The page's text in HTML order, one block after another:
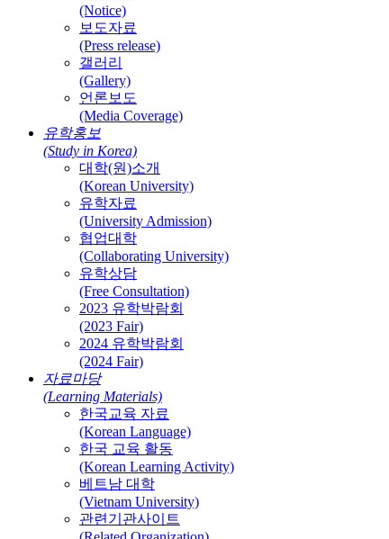
(Notice)
보도자료
(Press release)
갤러리
(Gallery)
언론보도
(Media Coverage)
유학홍보
(Study in Korea)
대학(원)소개
(Korean University)
유학자료
(University Admission)
협업대학
(Collaborating University)
유학상담
(Free Consultation)
2023 유학박람회
(2023 Fair)
2024 유학박람회
(2024 Fair)
자료마당
(Learning Materials)
한국교육 자료
(Korean Language)
한국 교육 활동
(Korean Learning Activity)
베트남 대학
(Vietnam University)
관련기관사이트